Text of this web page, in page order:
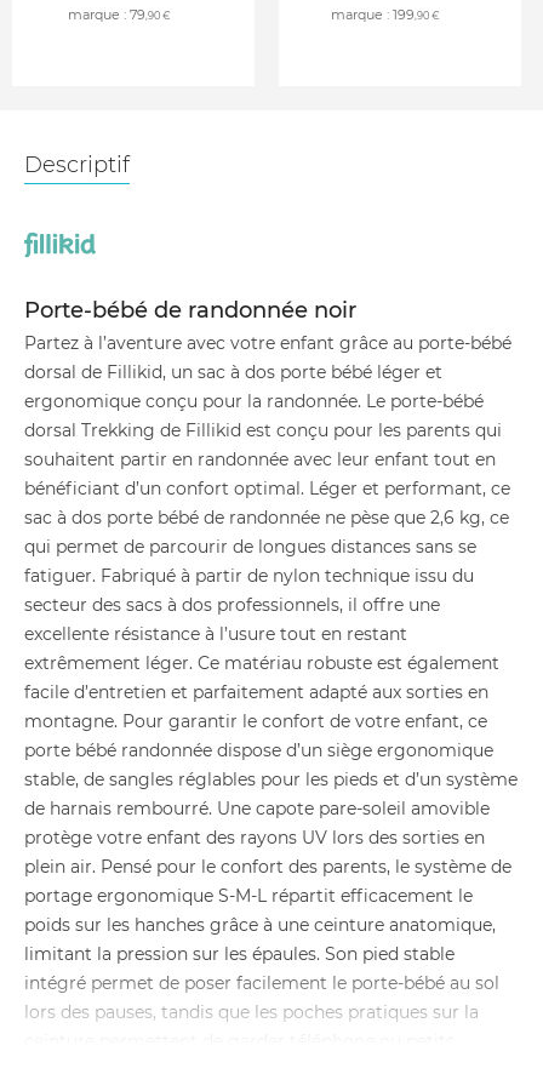
marque : 79,90 €
marque : 199,90 €
Descriptif
Porte-bébé de randonnée noir
Partez à l’aventure avec votre enfant grâce au porte-bébé
dorsal de Fillikid, un sac à dos porte bébé léger et
ergonomique conçu pour la randonnée. Le porte-bébé
dorsal Trekking de Fillikid est conçu pour les parents qui
souhaitent partir en randonnée avec leur enfant tout en
bénéficiant d’un confort optimal. Léger et performant, ce
sac à dos porte bébé de randonnée ne pèse que 2,6 kg, ce
qui permet de parcourir de longues distances sans se
fatiguer. Fabriqué à partir de nylon technique issu du
secteur des sacs à dos professionnels, il offre une
excellente résistance à l’usure tout en restant
extrêmement léger. Ce matériau robuste est également
facile d’entretien et parfaitement adapté aux sorties en
montagne. Pour garantir le confort de votre enfant, ce
porte bébé randonnée dispose d’un siège ergonomique
stable, de sangles réglables pour les pieds et d’un système
de harnais rembourré. Une capote pare-soleil amovible
protège votre enfant des rayons UV lors des sorties en
plein air. Pensé pour le confort des parents, le système de
portage ergonomique S-M-L répartit efficacement le
poids sur les hanches grâce à une ceinture anatomique,
limitant la pression sur les épaules. Son pied stable
intégré permet de poser facilement le porte-bébé au sol
lors des pauses, tandis que les poches pratiques sur la